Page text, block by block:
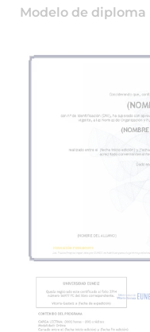
Modelo de diploma